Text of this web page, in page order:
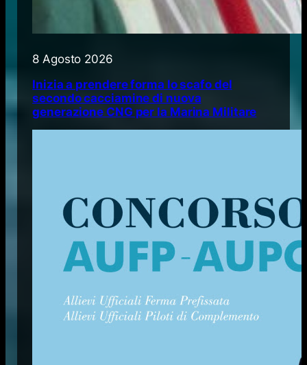
8 Agosto 2026
Inizia a prendere forma lo scafo del
secondo cacciamine di nuova
generazione CNG per la Marina Militare